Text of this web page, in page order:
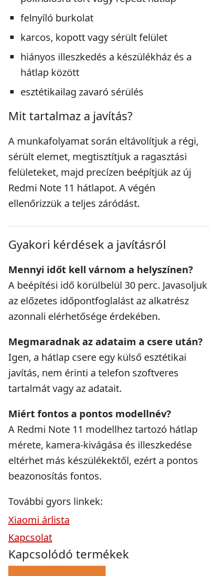
felnyíló burkolat
karcos, kopott vagy sérült felület
hiányos illeszkedés a készülékház és a
hátlap között
esztétikailag zavaró sérülés
Mit tartalmaz a javítás?
A munkafolyamat során eltávolítjuk a régi,
sérült elemet, megtisztítjuk a ragasztási
felületeket, majd precízen beépítjük az új
Redmi Note 11 hátlapot. A végén
ellenőrizzük a teljes záródást.
Gyakori kérdések a javításról
Mennyi időt kell várnom a helyszínen?
A beépítési idő körülbelül 30 perc. Javasoljuk
az előzetes időpontfoglalást az alkatrész
azonnali elérhetősége érdekében.
Megmaradnak az adataim a csere után?
Igen, a hátlap csere egy külső esztétikai
javítás, nem érinti a telefon szoftveres
tartalmát vagy az adatait.
Miért fontos a pontos modellnév?
A Redmi Note 11 modellhez tartozó hátlap
mérete, kamera-kivágása és illeszkedése
eltérhet más készülékektől, ezért a pontos
beazonosítás fontos.
További gyors linkek:
Xiaomi árlista
Kapcsolat
Kapcsolódó termékek